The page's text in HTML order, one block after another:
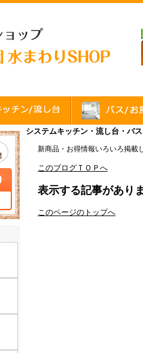
システムキッチン・流し台・バ
新商品・お得情報いろいろ掲載
このブログＴＯＰへ
表示する記事があり
このページのトップへ